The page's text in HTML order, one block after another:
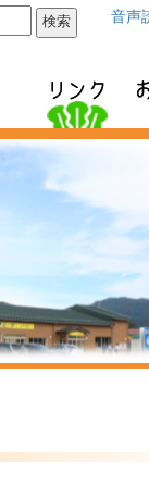
音声